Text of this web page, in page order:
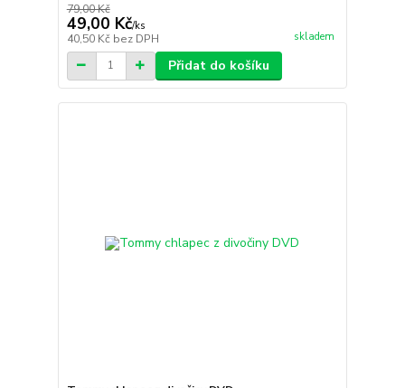
79,00 Kč
49,00 Kč/ks
40,50 Kč bez DPH skladem
Přidat do košíku